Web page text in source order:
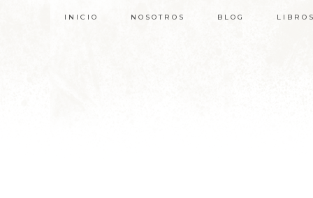
INICIO NOSOTROS BLOG